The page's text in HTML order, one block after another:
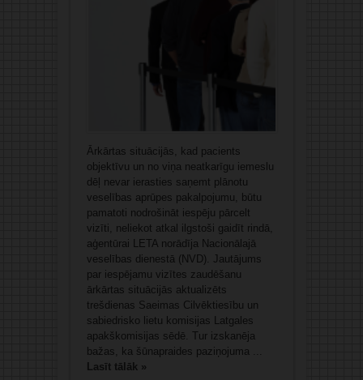
Ārkārtas situācijās, kad pacients
objektīvu un no viņa neatkarīgu iemeslu
dēļ nevar ierasties saņemt plānotu
veselības aprūpes pakalpojumu, būtu
pamatoti nodrošināt iespēju pārcelt
vizīti, neliekot atkal ilgstoši gaidīt rindā,
aģentūrai LETA norādīja Nacionālajā
veselības dienestā (NVD). Jautājums
par iespējamu vizītes zaudēšanu
ārkārtas situācijās aktualizēts
trešdienas Saeimas Cilvēktiesību un
sabiedrisko lietu komisijas Latgales
apakškomisijas sēdē. Tur izskanēja
bažas, ka šūnapraides paziņojuma ...
Lasīt tālāk »